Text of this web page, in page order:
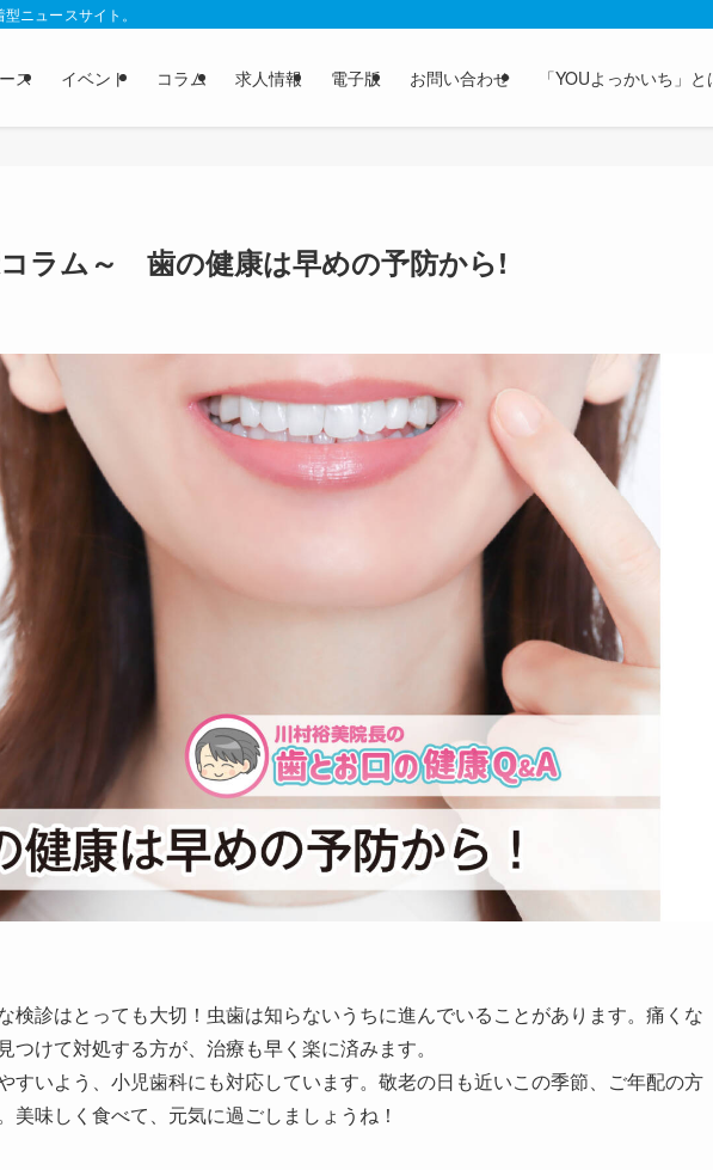
ニュースサイト。
ス イベント コラム 求人情報 電子版 お問い合わせ 「YOUよっかいち」と
コラム～ 歯の健康は早めの予防から!
検診はとっても大切！虫歯は知らないうちに進んでいることがあります。痛くな
つけて対処する方が、治療も早く楽に済みます。
すいよう、小児歯科にも対応しています。敬老の日も近いこの季節、ご年配の方
美味しく食べて、元気に過ごしましょうね！